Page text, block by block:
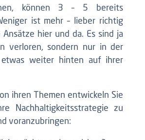
können 3 – 5 bereits
ist mehr – lieber richtig
Ansätze hier und da. Es sind ja
verloren, sondern nur in der
etwas weiter hinten auf ihrer
ihren Themen entwickeln Sie
Nachhaltigkeitsstrategie zu
voranzubringen: